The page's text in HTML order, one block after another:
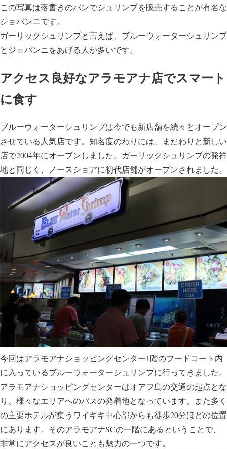
この写真は落書きのバンでシュリンプを販売することが有名な
ジョバンニです。
ガーリックシュリンプと言えば、ブルーウォーターシュリンプ
とジョバンニをあげる人が多いです。
アクセス良好なアラモアナ店でスマート
に食す
ブルーウォーターシュリンプは今でも新店舗を続々とオープン
させている人気店です。知名度のわりには、まだわりと新しい
店で2004年にオープンしました。ガーリックシュリンプの発祥
地と同じく、ノースショアに初代店舗がオープンされました。
今回はアラモアナショッピングセンター1階のフードコート内
に入っているブルーウォーターシュリンプに行ってきました。
アラモアナショッピングセンターはオアフ島の交通の起点とな
り、様々なエリアへのバスの発着地となっています。また多く
の主要ホテルが集うワイキキ中心部からも徒歩20分ほどの位置
にあります。そのアラモアナSCの一階にあるということで、
非常にアクセスが良いことも魅力の一つです。